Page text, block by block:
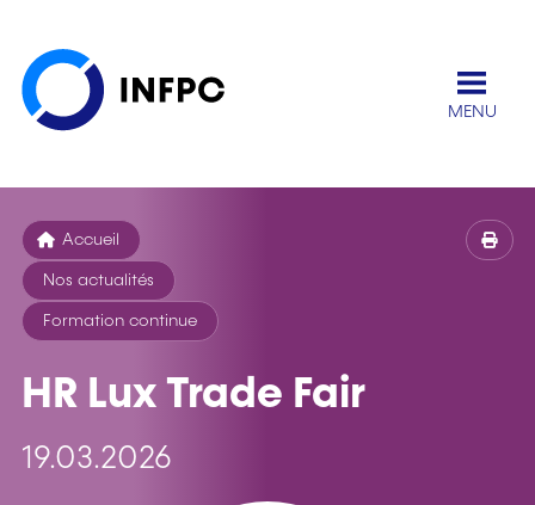
MENU
Accueil
Nos actualités
Formation continue
HR Lux Trade Fair
19.03.2026